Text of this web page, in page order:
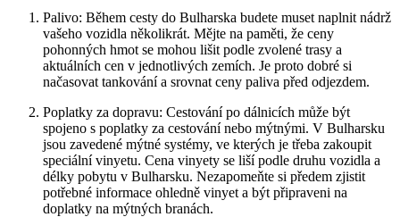
Palivo: Během cesty do Bulharska budete muset naplnit nádrž
vašeho vozidla několikrát. Mějte na paměti, že ceny
pohonných hmot se mohou lišit podle zvolené trasy a
aktuálních cen v jednotlivých zemích. Je proto dobré si
načasovat tankování a srovnat ceny paliva před odjezdem.
Poplatky za dopravu: Cestování po dálnicích může být
spojeno s poplatky za cestování nebo mýtnými. V Bulharsku
jsou zavedené mýtné systémy, ve kterých je třeba zakoupit
speciální vinyetu. Cena vinyety se liší podle druhu vozidla a
délky pobytu v Bulharsku. Nezapomeňte si předem zjistit
potřebné informace ohledně vinyet a být připraveni na
doplatky na mýtných branách.